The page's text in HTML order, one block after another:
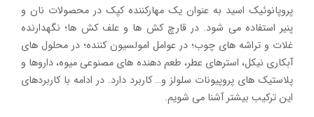
پروپانوئیک اسید به عنوان یک مهارکننده کپک در محصولات نان و
پنیر استفاده می شود. در قارچ کش ها و علف کش ها؛ نگهدارنده
غلات و تراشه های چوب؛ در عوامل امولسیون کننده؛ در محلول های
آبکاری نیکل، استرهای عطر، طعم دهنده های مصنوعی میوه، داروها و
پلاستیک های پروپیونات سلولز و… کاربرد دارد. در ادامه با کاربردهای
این ترکیب بیشتر آشنا می شویم.